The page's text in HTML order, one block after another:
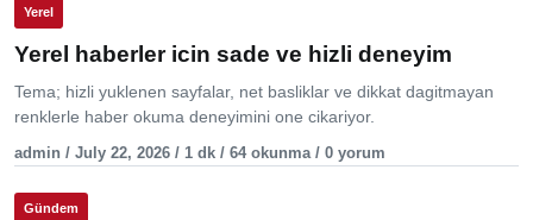
Yerel
Yerel haberler icin sade ve hizli deneyim
Tema; hizli yuklenen sayfalar, net basliklar ve dikkat dagitmayan
renklerle haber okuma deneyimini one cikariyor.
admin / July 22, 2026 / 1 dk / 64 okunma / 0 yorum
Gündem